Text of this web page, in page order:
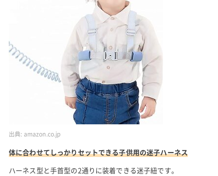
出典: amazon.co.jp
体に合わせてしっかりセットできる子供用の迷子ハーネス
ハーネス型と手首型の2通りに装着できる迷子紐です。